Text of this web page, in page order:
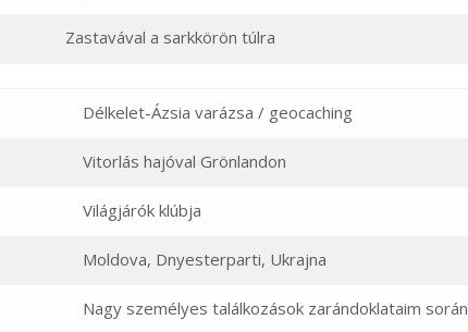
Zastavával a sarkkörön túlra
Délkelet-Ázsia varázsa / geocaching
Vitorlás hajóval Grönlandon
Világjárók klúbja
Moldova, Dnyesterparti, Ukrajna
Nagy személyes találkozások zarándoklataim során